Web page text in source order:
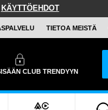
KÄYTTÖEHDOT
TIETOA MEISTÄ
CLUB TRENDYYN